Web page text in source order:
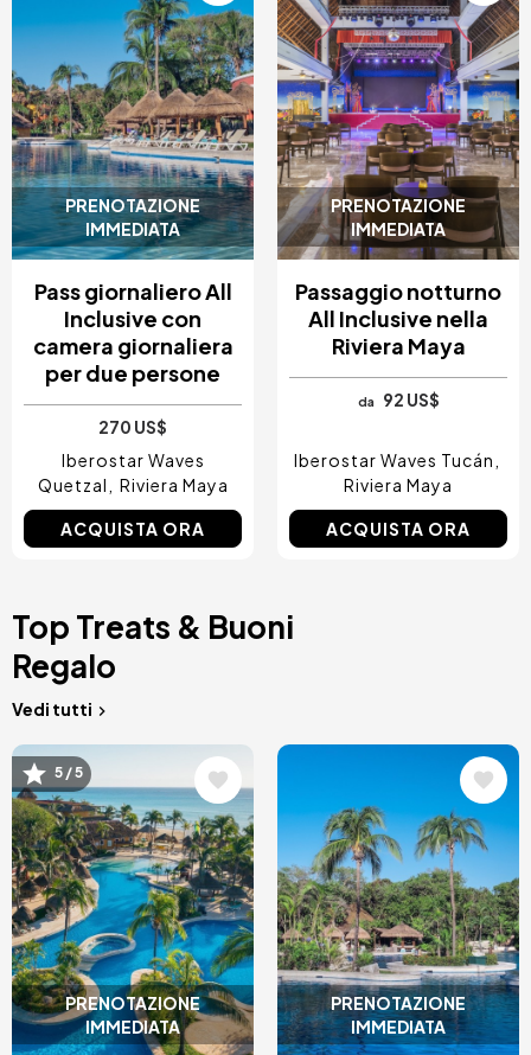
PRENOTAZIONE
IMMEDIATA
Pass giornaliero All
Inclusive con
camera giornaliera
per due persone
270 US$
Iberostar Waves
Quetzal
Riviera Maya
ACQUISTA ORA
PRENOTAZIONE
IMMEDIATA
Passaggio notturno
All Inclusive nella
Riviera Maya
da 92 US$
Iberostar Waves Tucán
Riviera Maya
ACQUISTA ORA
Top Treats & Buoni
Regalo
Vedi tutti
PRENOTAZIONE
IMMEDIATA
Immagine
5 / 5
PRENOTAZIONE
IMMEDIATA